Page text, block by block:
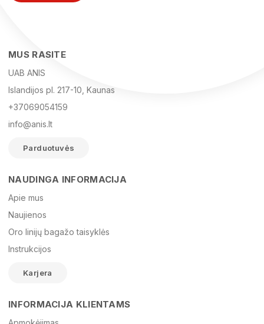
El. paštas
Žinutė
MUS RASITE
UAB ANIS
Islandijos pl. 217-10, Kaunas
+37069054159
info@anis.lt
Parduotuvės
NAUDINGA INFORMACIJA
Apie mus
Naujienos
Oro linijų bagažo taisyklės
Instrukcijos
Karjera
INFORMACIJA KLIENTAMS